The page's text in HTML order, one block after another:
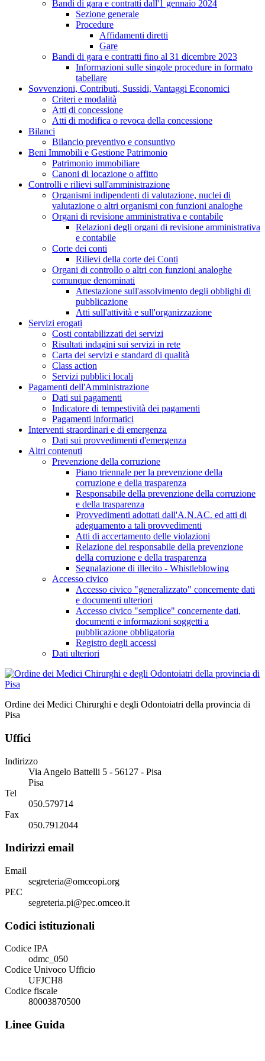
Bandi di gara e contratti dall'1 gennaio 2024
Sezione generale
Procedure
Affidamenti diretti
Gare
Bandi di gara e contratti fino al 31 dicembre 2023
Informazioni sulle singole procedure in formato
tabellare
Sovvenzioni, Contributi, Sussidi, Vantaggi Economici
Criteri e modalità
Atti di concessione
Atti di modifica o revoca della concessione
Bilanci
Bilancio preventivo e consuntivo
Beni Immobili e Gestione Patrimonio
Patrimonio immobiliare
Canoni di locazione o affitto
Controlli e rilievi sull'amministrazione
Organismi indipendenti di valutazione, nuclei di
valutazione o altri organismi con funzioni analoghe
Organi di revisione amministrativa e contabile
Relazioni degli organi di revisione amministrativa
e contabile
Corte dei conti
Rilievi della corte dei Conti
Organi di controllo o altri con funzioni analoghe
comunque denominati
Attestazione sull'assolvimento degli obblighi di
pubblicazione
Atti sull'attività e sull'organizzazione
Servizi erogati
Costi contabilizzati dei servizi
Risultati indagini sui servizi in rete
Carta dei servizi e standard di qualità
Class action
Servizi pubblici locali
Pagamenti dell'Amministrazione
Dati sui pagamenti
Indicatore di tempestività dei pagamenti
Pagamenti informatici
Interventi straordinari e di emergenza
Dati sui provvedimenti d'emergenza
Altri contenuti
Prevenzione della corruzione
Piano triennale per la prevenzione della
corruzione e della trasparenza
Responsabile della prevenzione della corruzione
e della trasparenza
Provvedimenti adottati dall'A.N.AC. ed atti di
adeguamento a tali provvedimenti
Atti di accertamento delle violazioni
Relazione del responsabile della prevenzione
della corruzione e della trasparenza
Segnalazione di illecito - Whistleblowing
Accesso civico
Accesso civico "generalizzato" concernente dati
e documenti ulteriori
Accesso civico "semplice" concernente dati,
documenti e informazioni soggetti a
pubblicazione obbligatoria
Registro degli accessi
Dati ulteriori
Ordine dei Medici Chirurghi e degli Odontoiatri della provincia di
Pisa
Uffici
Indirizzo
Via Angelo Battelli 5 - 56127 - Pisa
Pisa
Tel
050.579714
Fax
050.7912044
Indirizzi email
Email
segreteria@omceopi.org
PEC
segreteria.pi@pec.omceo.it
Codici istituzionali
Codice IPA
odmc_050
Codice Univoco Ufficio
UFJCH8
Codice fiscale
80003870500
Linee Guida